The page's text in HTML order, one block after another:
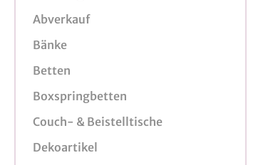
Abverkauf
Bänke
Betten
Boxspringbetten
Couch- & Beistelltische
Dekoartikel